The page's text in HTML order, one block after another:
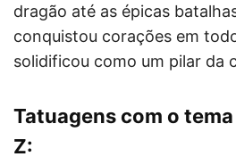
dragão até as épicas
conquistou corações em
solidificou como um pilar da
Tatuagens com o
Z: